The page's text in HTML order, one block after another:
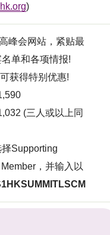
)
峰会网站，紧贴最
单和各项情报!
获得特别优惠!
(三人或以上同
Supporting
，并输入以